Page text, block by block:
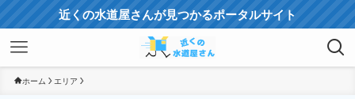
近くの水道屋さんが見つかるポータルサイト
ホーム エリア